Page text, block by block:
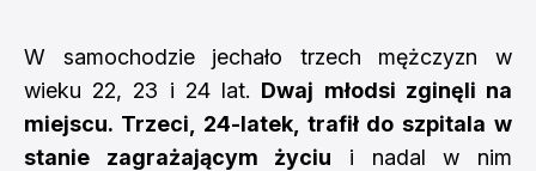
W samochodzie jechało trzech mężczyzn w
wieku 22, 23 i 24 lat. Dwaj młodsi zginęli na
miejscu. Trzeci, 24-latek, trafił do szpitala w
stanie zagrażającym życiu i nadal w nim